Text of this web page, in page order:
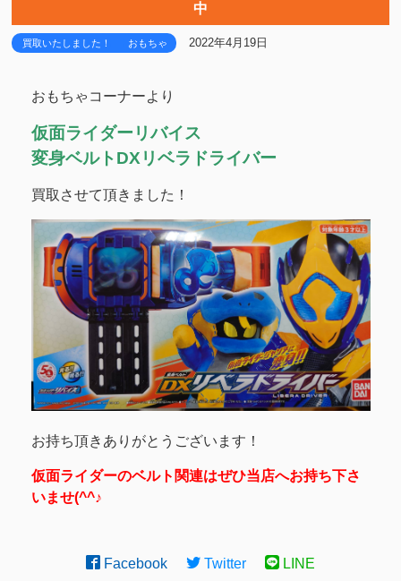
中
買取いたしました！ おもちゃ 2022年4月19日
おもちゃコーナーより
仮面ライダーリバイス
変身ベルトDXリベラドライバー
買取させて頂きました！
お持ち頂きありがとうございます！
仮面ライダーのベルト関連はぜひ当店へお持ち下さ
いませ(^^♪
Facebook Twitter LINE